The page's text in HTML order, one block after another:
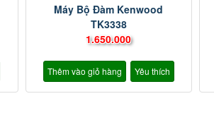
Máy Bộ Đàm Kenwood
TK3338
1.650.000
Thêm vào giỏ hàng Yêu thích